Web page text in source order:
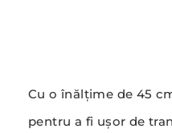
Cu o înălțime de 45
pentru a fi ușor de